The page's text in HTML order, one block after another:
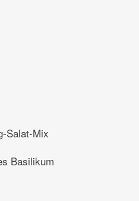
Salat-Mix
Basilikum